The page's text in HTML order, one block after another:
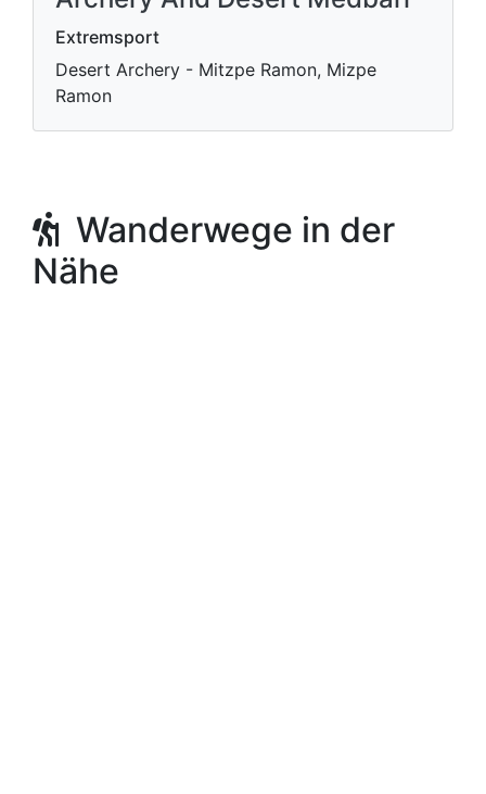
Extremsport
Desert Archery - Mitzpe Ramon, Mizpe
Ramon
Wanderwege in der
Nähe